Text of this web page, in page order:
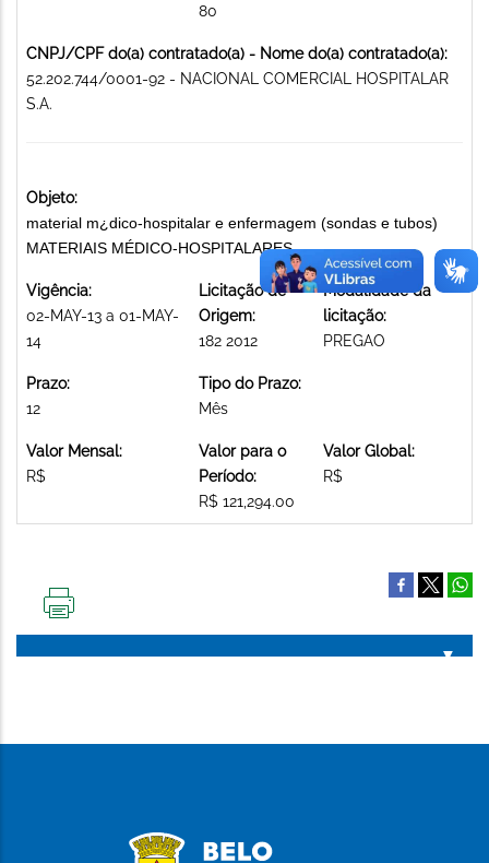
80
CNPJ/CPF do(a) contratado(a) - Nome do(a) contratado(a):
52.202.744/0001-92 - NACIONAL COMERCIAL HOSPITALAR
S.A.
Objeto:
material m¿dico-hospitalar e enfermagem (sondas e tubos)
MATERIAIS MÉDICO-HOSPITALARES
Vigência:
02-MAY-13 a 01-MAY-
14
Licitação de
Origem:
182 2012
Modalidade da
licitação:
PREGAO
Prazo:
12
Tipo do Prazo:
Mês
Valor Mensal:
R$
Valor para o
Período:
R$ 121,294.00
Valor Global:
R$
PÁGINA